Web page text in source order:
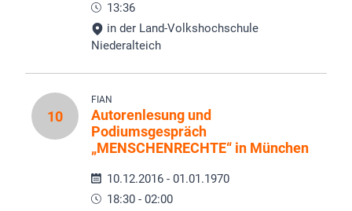
13:36
in der Land-Volkshochschule
Niederalteich
10
FIAN
Autorenlesung und
Podiumsgespräch
„MENSCHENRECHTE“ in München
10.12.2016 - 01.01.1970
18:30 - 02:00